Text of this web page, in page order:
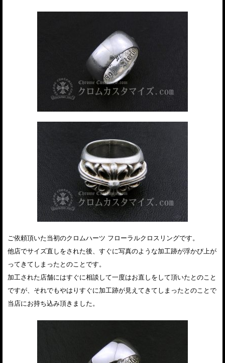
ご依頼頂いた当初のクロムハーツ フローラルクロスリングです。
他店でサイズ直しをされた後、すぐに写真のような加工跡が浮かび上が
ってきてしまったとのことです。
加工された店舗にはすぐに相談して一度はお直しをして頂いたとのこと
ですが、それでもやはりすぐに加工跡が見えてきてしまったとのことで
当店にお持ち込み頂きました。